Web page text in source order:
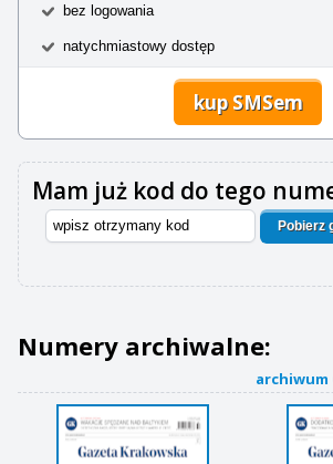
bez logowania
natychmiastowy dostęp
kup SMSem
Mam już kod do tego
Pobierz
Numery archiwalne:
archiwum